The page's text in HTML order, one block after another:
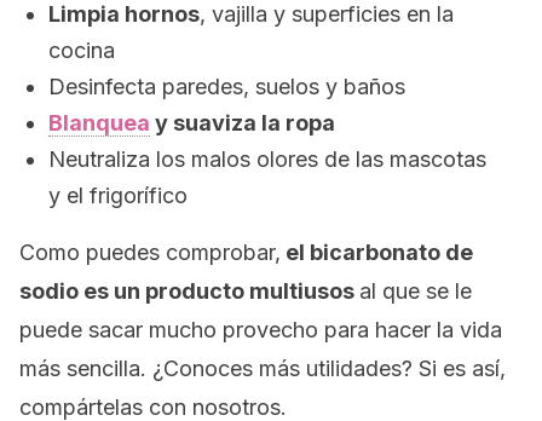
Limpia hornos, vajilla y superficies en la
cocina
Desinfecta paredes, suelos y baños
Blanquea y suaviza la ropa
Neutraliza los malos olores de las mascotas
y el frigorífico
Como puedes comprobar, el bicarbonato de
sodio es un producto multiusos al que se le
puede sacar mucho provecho para hacer la vida
más sencilla. ¿Conoces más utilidades? Si es así,
compártelas con nosotros.